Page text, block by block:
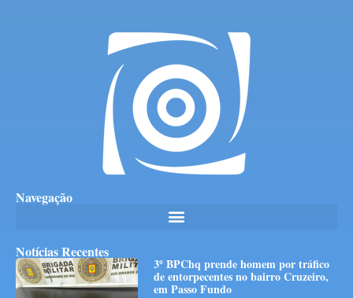
Navegação
Notícias Recentes
3º BPChq prende homem por tráfico
de entorpecentes no bairro Cruzeiro,
em Passo Fundo